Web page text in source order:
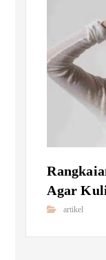
Agar
artikel